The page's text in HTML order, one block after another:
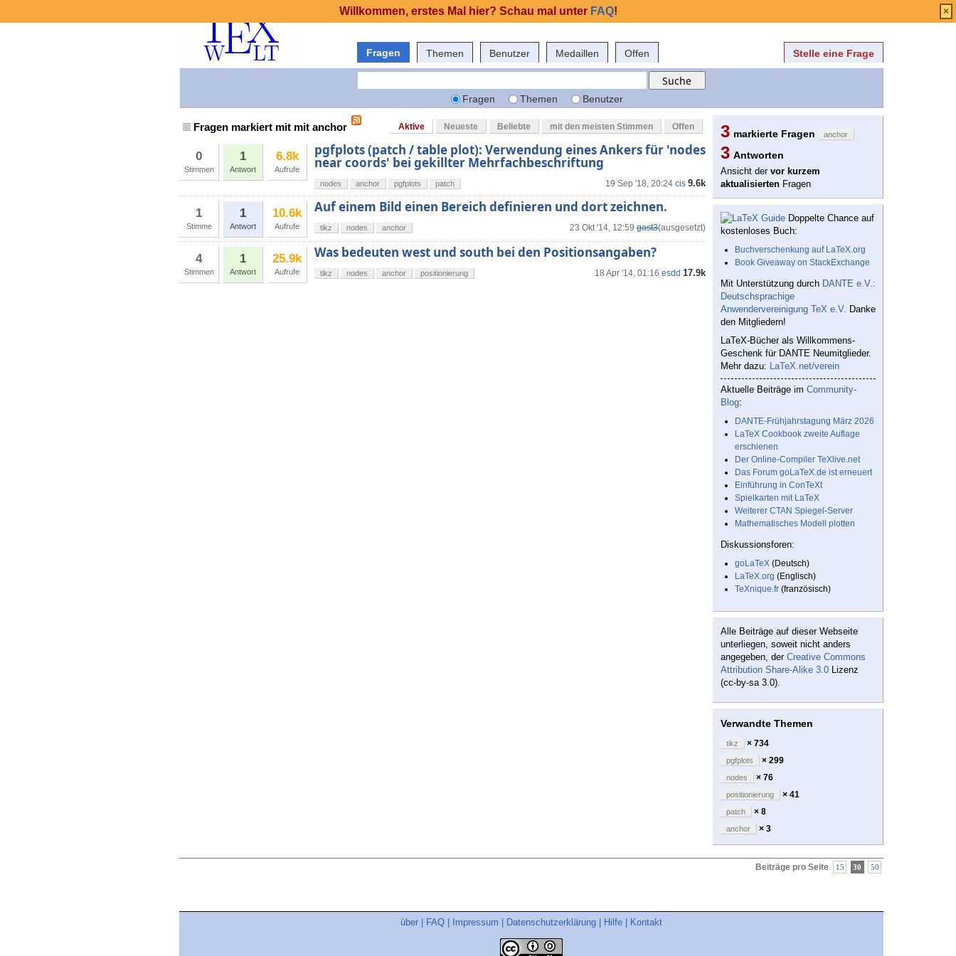
Fragen Themen Benutzer Medaillen Offen Stelle eine Frage
Fragen Themen Benutzer
Fragen markiert mit mit anchor Aktive Neueste Beliebte mit den meisten Stimmen Offen
0
Stimmen
1
Antwort
6.8k
Aufrufe
pgfplots (patch / table plot): Verwendung eines Ankers für 'nodes
near coords' bei gekillter Mehrfachbeschriftung
19 Sep '18, 20:24 cis 9.6k
nodes anchor pgfplots patch
1
Stimme
1
Antwort
10.6k
Aufrufe
Auf einem Bild einen Bereich definieren und dort zeichnen.
23 Okt '14, 12:59 gast3(ausgesetzt)
tikz nodes anchor
4
Stimmen
1
Antwort
25.9k
Aufrufe
Was bedeuten west und south bei den Positionsangaben?
18 Apr '14, 01:16 esdd 17.9k
tikz nodes anchor positionierung
3 markierte Fragen anchor
3 Antworten
Ansicht der vor kurzem
aktualisierten Fragen
Doppelte Chance auf
kostenloses Buch:
Buchverschenkung auf LaTeX.org
Book Giveaway on StackExchange
Mit Unterstützung durch DANTE e.V.:
Deutschsprachige
Anwendervereinigung TeX e.V. Danke
den Mitgliedern!
LaTeX-Bücher als Willkommens-
Geschenk für DANTE Neumitglieder.
Mehr dazu: LaTeX.net/verein
Aktuelle Beiträge im Community-
Blog:
DANTE-Frühjahrstagung März 2026
LaTeX Cookbook zweite Auflage
erschienen
Der Online-Compiler TeXlive.net
Das Forum goLaTeX.de ist erneuert
Einführung in ConTeXt
Spielkarten mit LaTeX
Weiterer CTAN Spiegel-Server
Mathematisches Modell plotten
Diskussionsforen:
goLaTeX (Deutsch)
LaTeX.org (Englisch)
TeXnique.fr (französisch)
Alle Beiträge auf dieser Webseite
unterliegen, soweit nicht anders
angegeben, der Creative Commons
Attribution Share-Alike 3.0 Lizenz
(cc-by-sa 3.0).
Verwandte Themen
tikz × 734
pgfplots × 299
nodes × 76
positionierung × 41
patch × 8
anchor × 3
Beiträge pro Seite 15 30 50
über FAQ Impressum Datenschutzerklärung Hilfe Kontakt
Willkommen, erstes Mal hier? Schau mal unter FAQ! ×